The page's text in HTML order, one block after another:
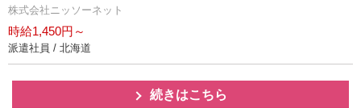
株式会社ニッソーネット
時給1,450円～
派遣社員 / 北海道
続きはこちら